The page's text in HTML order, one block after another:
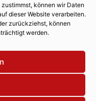
können wir Daten
dieser Website verarbeiten.
zurückziehst, können
werden.